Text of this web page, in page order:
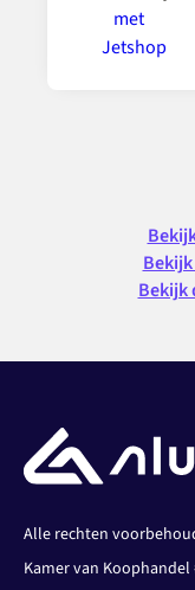
Bekijk
Alle rechten
Kamer van Koophandel